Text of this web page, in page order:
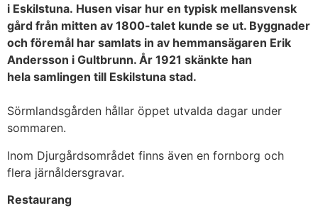
i Eskilstuna. Husen visar hur en typisk mellansvensk
gård från mitten av 1800-talet kunde se ut. Byggnader
och föremål har samlats in av hemmansägaren Erik
Andersson i Gultbrunn. År 1921 skänkte han
hela samlingen till Eskilstuna stad.
Sörmlandsgården hållar öppet utvalda dagar under
sommaren.
Inom Djurgårdsområdet finns även en fornborg och
flera järnåldersgravar.
Restaurang